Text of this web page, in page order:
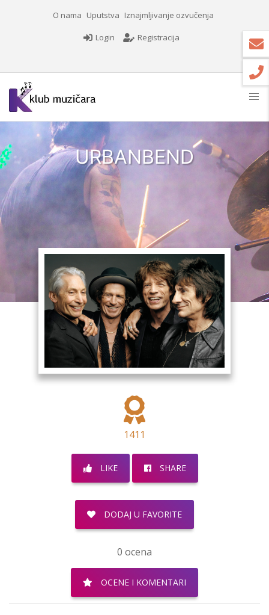
O nama Uputstva Iznajmljivanje ozvučenja
Login Registracija
URBANBEND
1411
LIKE SHARE
DODAJ U FAVORITE
0 ocena
OCENE I KOMENTARI